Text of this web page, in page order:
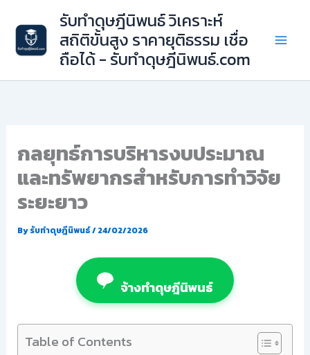
content
รับทำดุษฎีนิพนธ์ วิเคราะห์
สถิติขั้นสูง ราคายุติธรรม เชื่อ
ถือได้ - รับทำดุษฎีนิพนธ์.com
กลยุทธ์การบริหารงบประมาณ
และทรัพยากรสำหรับการทำวิจัย
ระยะยาว
Byรับทำดุษฎีนิพนธ์/24/02/2026
จ้างทำดุษฎีนิพนธ์
Table of Contents